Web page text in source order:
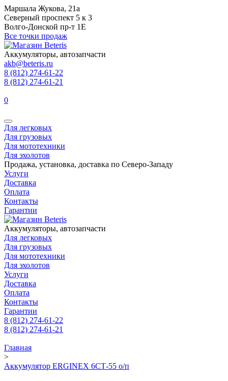
Маршала Жукова, 21а
Северный проспект 5 к 3
Волго-Донской пр-т 1Е
Все точки продаж
Аккумуляторы, автозапчасти
akb@beteris.ru
8 (812) 274-61-22
8 (812) 274-61-21
0
Для легковых
Для грузовых
Для мототехники
Для эхолотов
Продажа, установка, доставка по Северо-Западу
Услуги
Доставка
Оплата
Контакты
Гарантии
Аккумуляторы, автозапчасти
Для легковых
Для грузовых
Для мототехники
Для эхолотов
Услуги
Доставка
Оплата
Контакты
Гарантии
8 (812) 274-61-22
8 (812) 274-61-21
Главная
>
Аккумулятор ERGINEX 6СТ-55 о/п